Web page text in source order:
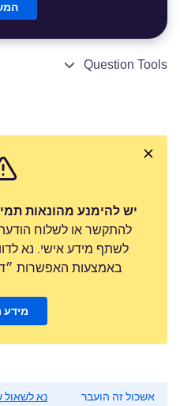
Question Tools
יש להימנע מהונאות
להתקשר או לשלוח
לשתף מידע אישי. נא
באמצעות האפשרות
מידע
אשכול זה הועבר
נא